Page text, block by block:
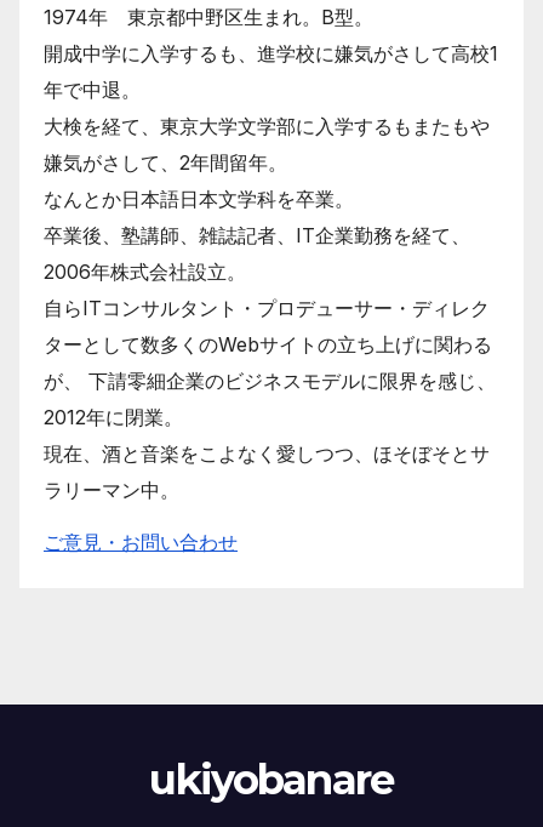
1974年 東京都中野区生まれ。B型。
開成中学に入学するも、進学校に嫌気がさして高校1
年で中退。
大検を経て、東京大学文学部に入学するもまたもや
嫌気がさして、2年間留年。
なんとか日本語日本文学科を卒業。
卒業後、塾講師、雑誌記者、IT企業勤務を経て、
2006年株式会社設立。
自らITコンサルタント・プロデューサー・ディレク
ターとして数多くのWebサイトの立ち上げに関わる
が、 下請零細企業のビジネスモデルに限界を感じ、
2012年に閉業。
現在、酒と音楽をこよなく愛しつつ、ほそぼそとサ
ラリーマン中。
ご意見・お問い合わせ
ukiyobanare